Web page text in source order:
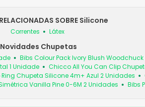
SOBRE Silicone
Correntes Látex
Novidades Chupetas
Bibs Colour Pack Ivory Blush
1 Unidade
Chicco All You Can Clip
Chupeta Silicone 4m+ Azul 2 Unidades
Vanilla Pine 0-6M 2 Unidades Bibs